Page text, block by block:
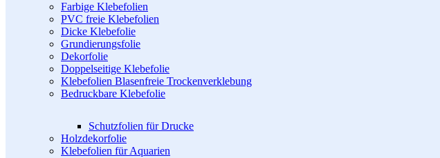
Farbige Klebefolien
PVC freie Klebefolien
Dicke Klebefolie
Grundierungsfolie
Dekorfolie
Doppelseitige Klebefolie
Klebefolien Blasenfreie Trockenverklebung
Bedruckbare Klebefolie
Schutzfolien für Drucke
Holzdekorfolie
Klebefolien für Aquarien